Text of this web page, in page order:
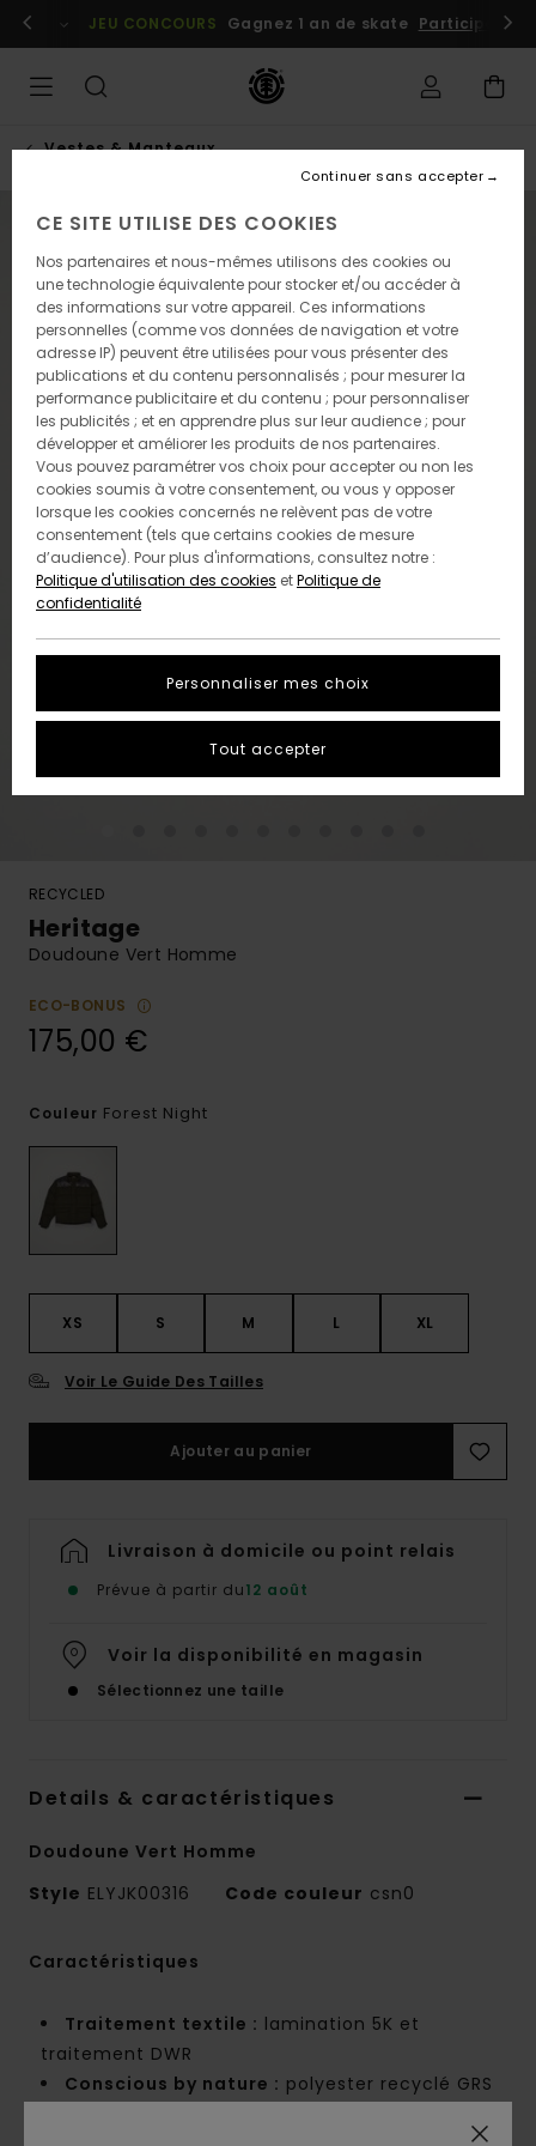
l'information
Se connecter / s'inscrire
JEU CONCOURS Gagnez 1 an de skate Participez
Vestes & Manteaux
NOUVEAUTÉ
RECYCLED
Heritage
Doudoune Vert Homme
ECO-BONUS
175,00 €
Couleur Forest Night
XS S M L XL
Voir Le Guide Des Tailles
Ajouter au panier
Livraison à domicile ou point relais
Prévue à partir du12 août
Voir la disponibilité en magasin
Sélectionnez une taille
Details & caractéristiques
Doudoune Vert Homme
Style ELYJK00316 Code couleur csn0
Caractéristiques
Traitement textile : lamination 5K et
traitement DWR
Conscious by nature : polyester recyclé GRS
CE SITE UTILISE DES COOKIES
Nos partenaires et nous-mêmes utilisons des cookies ou
une technologie équivalente pour stocker et/ou accéder à
des informations sur votre appareil. Ces informations
personnelles (comme vos données de navigation et votre
adresse IP) peuvent être utilisées pour vous présenter des
publications et du contenu personnalisés ; pour mesurer la
performance publicitaire et du contenu ; pour personnaliser
les publicités ; et en apprendre plus sur leur audience ; pour
développer et améliorer les produits de nos partenaires.
Vous pouvez paramétrer vos choix pour accepter ou non les
cookies soumis à votre consentement, ou vous y opposer
lorsque les cookies concernés ne relèvent pas de votre
consentement (tels que certains cookies de mesure
d’audience). Pour plus d'informations, consultez notre :
Politique d'utilisation des cookies etPolitique de
confidentialité
Personnaliser mes choix
Continuer sans accepter
Tout accepter